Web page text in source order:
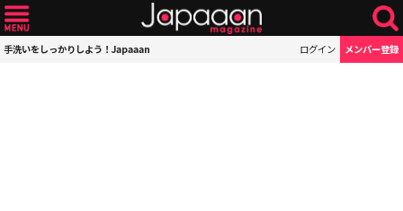
手洗いをしっかりしよう！Japaaan ログイン メンバー登録